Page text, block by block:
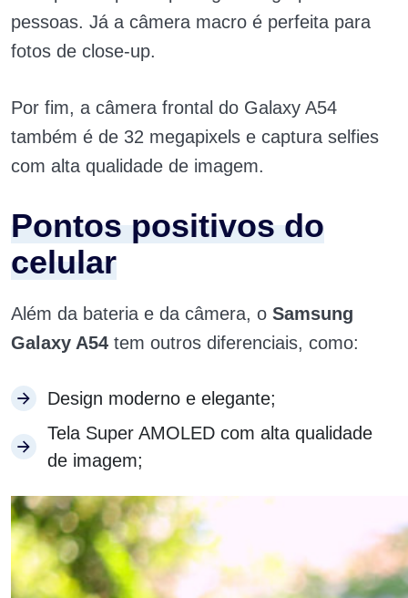
pessoas. Já a câmera macro é perfeita para
fotos de close-up.
Por fim, a câmera frontal do Galaxy A54
também é de 32 megapixels e captura selfies
com alta qualidade de imagem.
Pontos positivos do
celular
Além da bateria e da câmera, o Samsung
Galaxy A54 tem outros diferenciais, como:
Design moderno e elegante;
Tela Super AMOLED com alta qualidade
de imagem;